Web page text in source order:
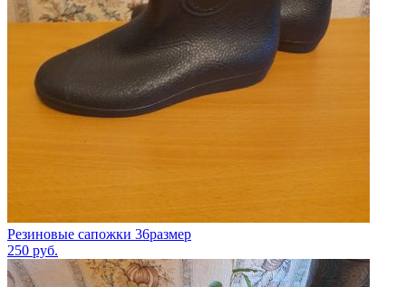
Резиновые сапожки 36размер
250 руб.